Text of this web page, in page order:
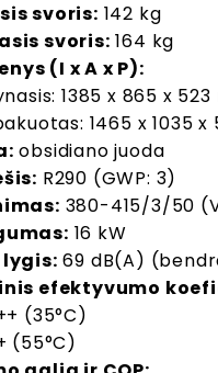
svoris: 142 kg
svoris: 164 kg
(I x A x P):
1385 x 865 x
1465 x 1035
obsidiano juoda
R290 (GWP: 3)
380-415/3/50
16 kW
lygis: 69 dB(A)
efektyvumo
(35°C)
(55°C)